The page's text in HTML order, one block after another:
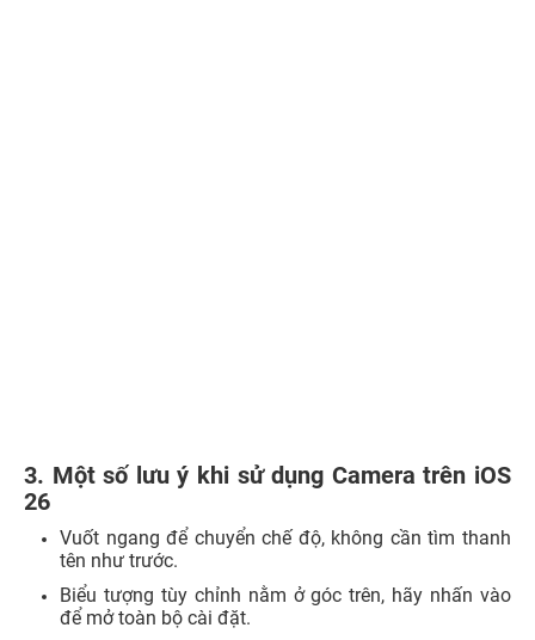
3. Một số lưu ý khi sử dụng Camera trên iOS
26
Vuốt ngang để chuyển chế độ, không cần tìm thanh
tên như trước.
Biểu tượng tùy chỉnh nằm ở góc trên, hãy nhấn vào
để mở toàn bộ cài đặt.